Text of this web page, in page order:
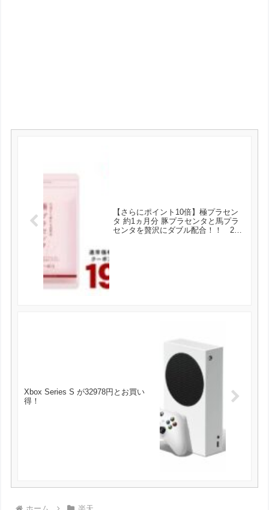
【さらにポイント10倍】極プラセン
タ 約1ヵ月分 豚プラセンタと馬プラ
センタを贅沢にダブル配合！！ 23
Xbox Series S が32978円とお買い
得！